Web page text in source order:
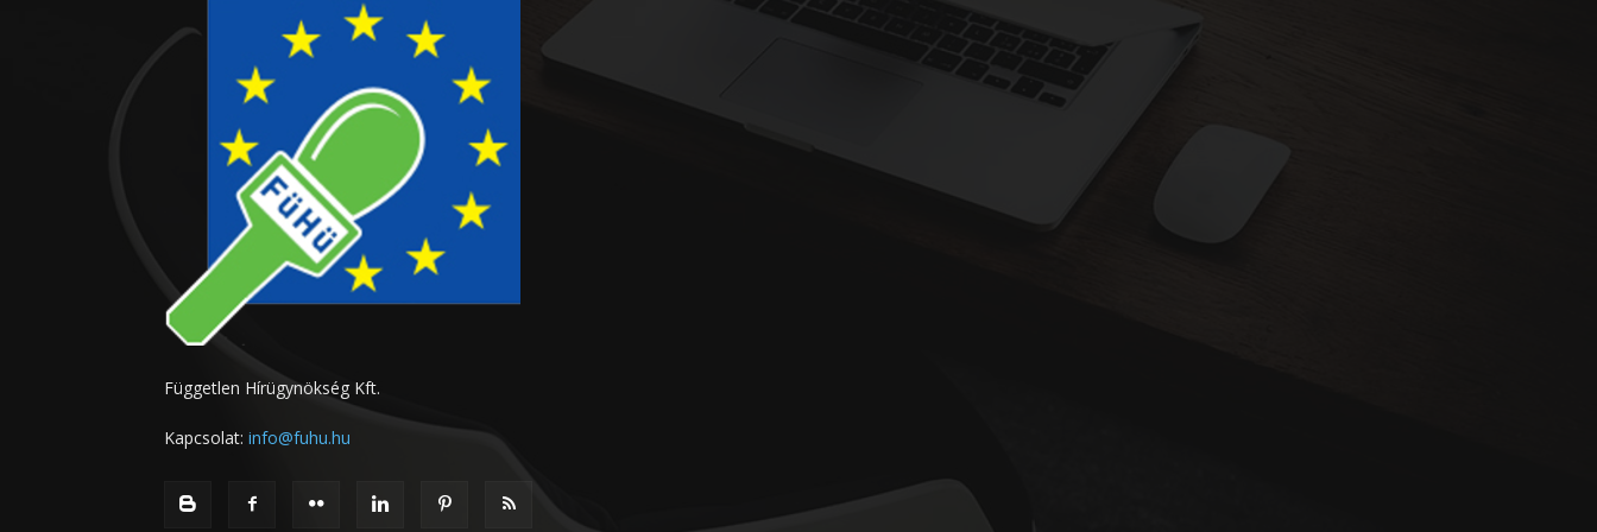
Független Hírügynökség Kft.
Kapcsolat: info@fuhu.hu